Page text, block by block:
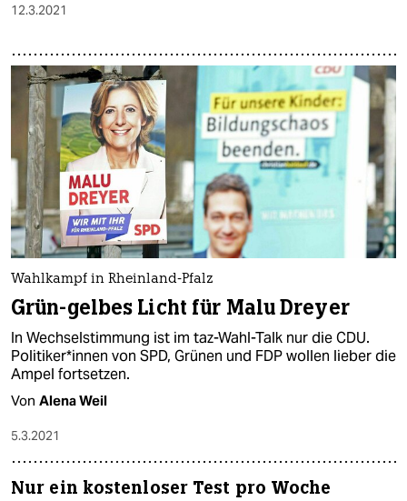
12.3.2021
Wahlkampf in Rheinland-Pfalz
Grün-gelbes Licht für Malu Dreyer
In Wechselstimmung ist im taz-Wahl-Talk nur die CDU.
Po­li­ti­ke­r*in­nen von SPD, Grünen und FDP wollen lieber die
Ampel fortsetzen.
Von Alena Weil
5.3.2021
Nur ein kostenloser Test pro Woche